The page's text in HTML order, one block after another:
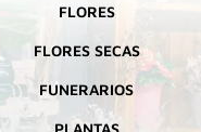
FLORES
FLORES SECAS
FUNERARIOS
PLANTAS